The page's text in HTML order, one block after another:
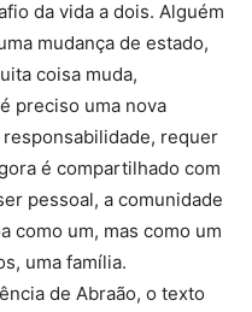
da vida a dois. Alguém
mudança de estado,
coisa muda,
preciso uma nova
responsabilidade, requer
é compartilhado com
pessoal, a comunidade
como um, mas como um
uma família.
de Abraão, o texto